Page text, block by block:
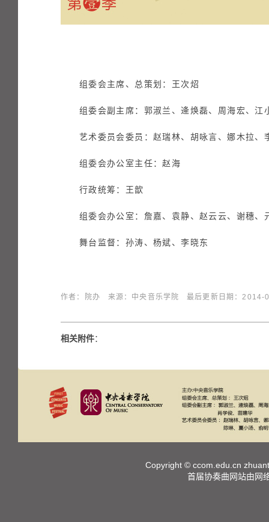
组委会主席、总策划：王次炤
组委会副主席：郭淑兰、逄焕磊、周海宏、江
艺术委员会委员：赵瑞林、胡咏言、娜木拉、
组委会办公室主任：赵海
行政统筹：王歆
组委会办公室：詹嘉、袁静、赵云云、谢穗、
舞台监督：孙涛、杨斌、李晓东
作者：院办 来源：中央音乐学院 最后更新日期：
相关附件：
Copyright © ccom.edu.cn
首届协奏曲网站由网